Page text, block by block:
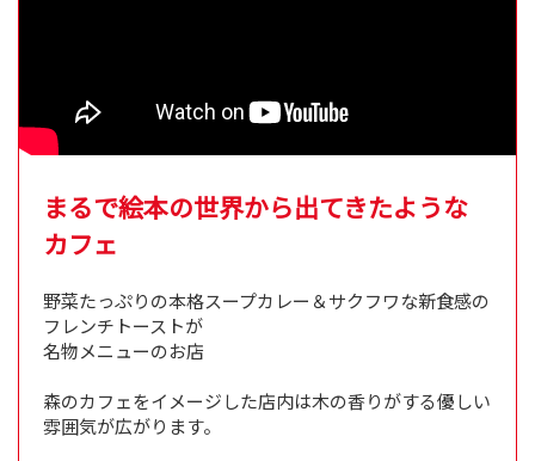
まるで絵本の世界から出てきたような
カフェ
野菜たっぷりの本格スープカレー＆サクフワな新食感の
フレンチトーストが
名物メニューのお店
森のカフェをイメージした店内は木の香りがする優しい
雰囲気が広がります。